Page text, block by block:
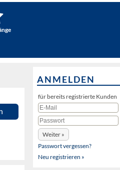
ANMELDEN
für bereits registrierte Kunden
Passwort vergessen?
Neu registrieren »